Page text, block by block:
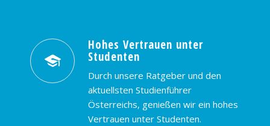
Hohes Vertrauen unter
Studenten
Durch unsere Ratgeber und den
aktuellsten Studienführer
Österreichs, genießen wir ein hohes
Vertrauen unter Studenten.